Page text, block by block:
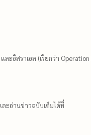
ะอิสราเอล (เรียกว่า Operation
ะอ่านข่าวฉบับเต็มได้ที่